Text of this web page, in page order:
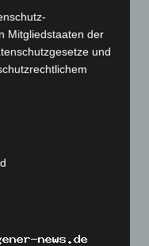
Mitgliedstaaten der
und